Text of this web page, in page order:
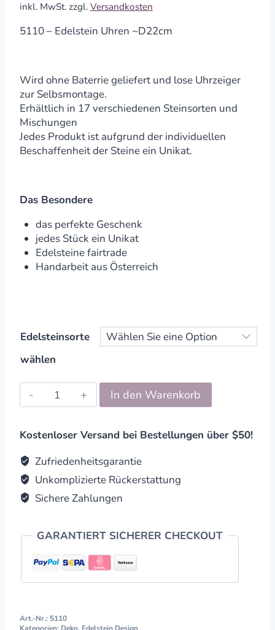
inkl. MwSt. zzgl. Versandkosten
5110 – Edelstein Uhren ~D22cm
Wird ohne Baterrie geliefert und lose Uhrzeiger
zur Selbsmontage.
Erhältlich in 17 verschiedenen Steinsorten und
Mischungen
Jedes Produkt ist aufgrund der individuellen
Beschaffenheit der Steine ein Unikat.
Das Besondere
das perfekte Geschenk
jedes Stück ein Unikat
Edelsteine fairtrade
Handarbeit aus Österreich
Edelsteinsorte
wählen
Edelstein
Uhren
In den Warenkorb
Kostenloser Versand bei Bestellungen über $50!
Zufriedenheitsgarantie
Unkomplizierte Rückerstattung
Sichere Zahlungen
GARANTIERT SICHERER CHECKOUT
Art.-Nr.: 5110